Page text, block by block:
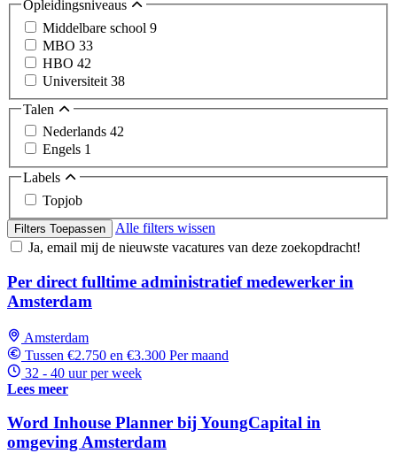
Opleidingsniveaus
Middelbare school 9
MBO 33
HBO 42
Universiteit 38
Talen
Nederlands 42
Engels 1
Labels
Topjob
Filters Toepassen
Alle filters wissen
Ja, email mij de nieuwste vacatures van deze zoekopdracht!
Per direct fulltime administratief medewerker in
Amsterdam
Amsterdam
Tussen €2.750 en €3.300 Per maand
32 - 40 uur per week
Lees meer
Word Inhouse Planner bij YoungCapital in
omgeving Amsterdam